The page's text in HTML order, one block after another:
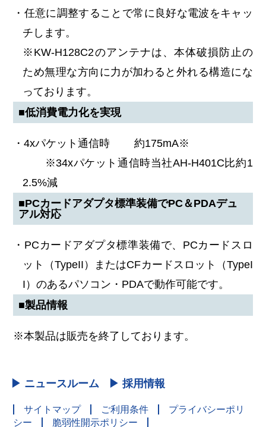
・任意に調整することで常に良好な電波をキャッ
チします。
※KW-H128C2のアンテナは、本体破損防止の
ため無理な方向に力が加わると外れる構造にな
っております。
■低消費電力化を実現
・4xパケット通信時 約175mA※
※34xパケット通信時当社AH-H401C比約1
2.5%減
■PCカードアダプタ標準装備でPC＆PDAデュ
アル対応
・PCカードアダプタ標準装備で、PCカードスロ
ット（TypeII）またはCFカードスロット（TypeI
I）のあるパソコン・PDAで動作可能です。
■製品情報
※本製品は販売を終了しております。
▶ ニュースルーム ▶ 採用情報
サイトマップ ご利用条件
プライバシーポリ
シー
脆弱性開示ポリシー